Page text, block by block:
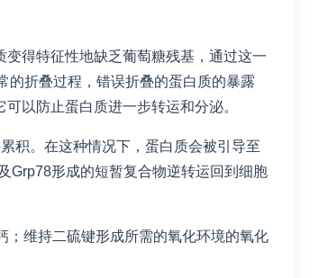
得特征性地缺乏葡萄糖残基，通过这一
的折叠过程，错误折叠的蛋白质的暴露
以防止蛋白质进一步转运和分泌。
积。在这种情况下，蛋白质会被引导至
Grp78形成的短暂复合物逆转运回到细胞
；维持二硫键形成所需的氧化环境的氧化